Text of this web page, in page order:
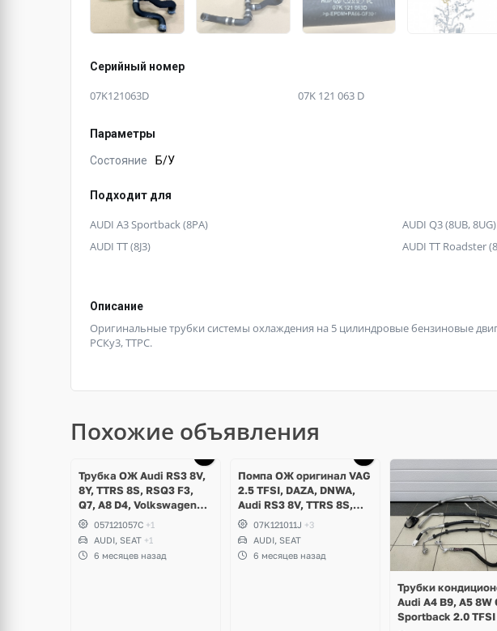
Серийный номер
07K121063D 07K 121 063 D
Параметры
Состояние Б/У
Подходит для
AUDI A3 Sportback (8PA)
AUDI Q3 (8UB, 8UG)
AUDI TT (8J3)
AUDI TT Roadster
Описание
Оригинальные трубки системы охлаждения на 5 цилиндровые бензиновые
РСКу3, ТТРС.
Похожие объявления
Трубка ОЖ Audi RS3 8V,
8Y, TTRS 8S, RSQ3 F3,
Q7, A8 D4, Volkswagen
Touareg NF, Seat
Formentor Cupra 2.5 TFSI
DAZA, DNWA, CZGB
057121057C +1
AUDI, SEAT +1
6 месяцев назад
Помпа ОЖ оригинал VAG
2.5 TFSI, DAZA, DNWA,
Audi RS3 8V, TTRS 8S,
RSQ3 F3
07K121011J +3
AUDI, SEAT
6 месяцев назад
Трубки
Audi A4 B9, A5 8W
Sportback 2.0 TFSI